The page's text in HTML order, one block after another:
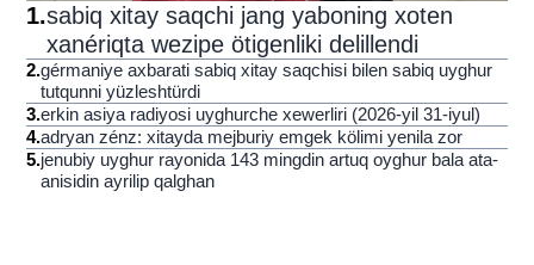
1.sabiq xitay saqchi jang yaboning xoten
xanériqta wezipe ötigenliki delillendi
2.gérmaniye axbarati sabiq xitay saqchisi bilen sabiq uyghur
tutqunni yüzleshtürdi
3.erkin asiya radiyosi uyghurche xewerliri (2026-yil 31-iyul)
4.adryan zénz: xitayda mejburiy emgek kölimi yenila zor
5.jenubiy uyghur rayonida 143 mingdin artuq oyghur bala ata-
anisidin ayrilip qalghan